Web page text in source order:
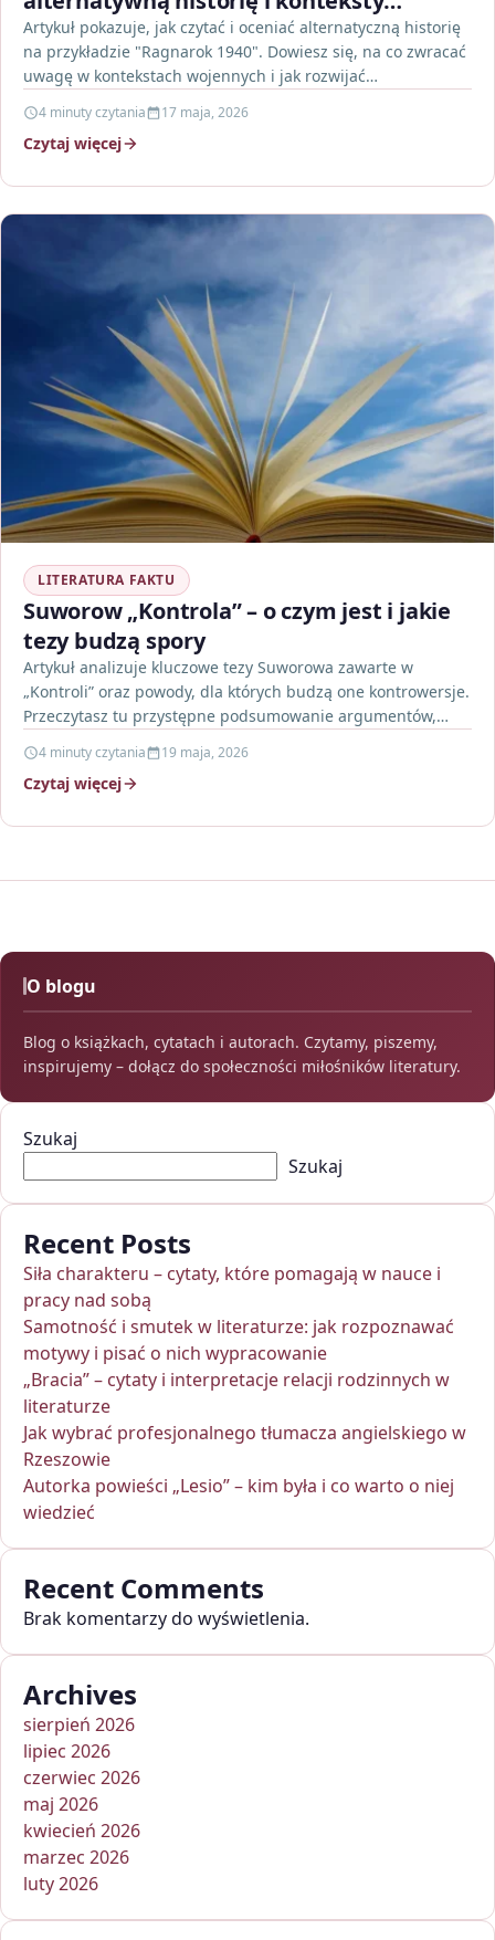
wojenne
Artykuł pokazuje, jak czytać i oceniać alternatyczną historię
na przykładzie "Ragnarok 1940". Dowiesz się, na co zwracać
uwagę w kontekstach wojennych i jak rozwijać…
4 minuty czytania 17 maja, 2026
Czytaj więcej
LITERATURA FAKTU
Suworow „Kontrola” – o czym jest i jakie
tezy budzą spory
Artykuł analizuje kluczowe tezy Suworowa zawarte w
„Kontroli” oraz powody, dla których budzą one kontrowersje.
Przeczytasz tu przystępne podsumowanie argumentów,
4 minuty czytania 19 maja, 2026
Czytaj więcej
O blogu
Blog o książkach, cytatach i autorach. Czytamy, piszemy,
inspirujemy – dołącz do społeczności miłośników literatury.
Szukaj
Szukaj
Recent Posts
Siła charakteru – cytaty, które pomagają w nauce i
pracy nad sobą
Samotność i smutek w literaturze: jak rozpoznawać
motywy i pisać o nich wypracowanie
„Bracia” – cytaty i interpretacje relacji rodzinnych w
literaturze
Jak wybrać profesjonalnego tłumacza angielskiego w
Rzeszowie
Autorka powieści „Lesio” – kim była i co warto o niej
wiedzieć
Recent Comments
Brak komentarzy do wyświetlenia.
Archives
sierpień 2026
lipiec 2026
czerwiec 2026
maj 2026
kwiecień 2026
marzec 2026
luty 2026